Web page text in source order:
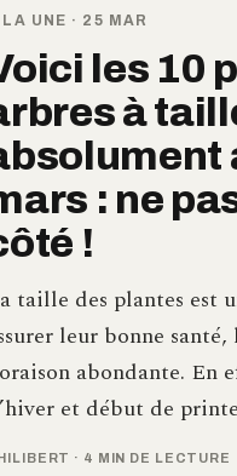
UNE · 25 MAR
les 10
à
: ne
!
taille des plantes est
leur bonne
abondante. En
et début de
· 4 MIN DE LECTURE